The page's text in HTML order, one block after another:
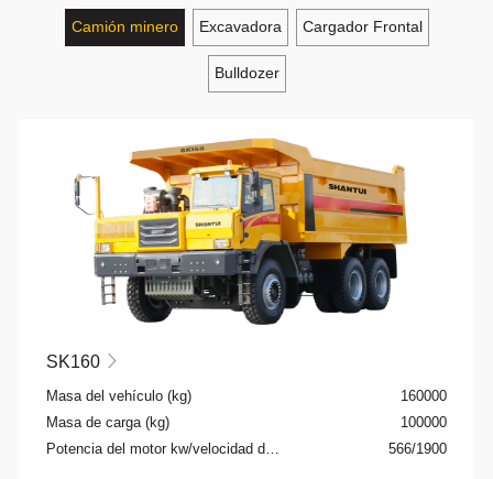
Camión minero Excavadora Cargador Frontal
Bulldozer
SK160 
Masa del vehículo (kg)
160000
Masa de carga (kg)
100000
Potencia del motor kw/velocidad de rotación rpm
566/1900